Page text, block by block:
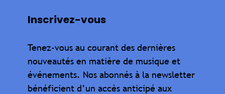
Inscrivez-vous
Tenez-vous au courant des dernières
nouveautés en matière de musique et
événements. Nos abonnés à la newsletter
bénéficient d’un accès anticipé aux